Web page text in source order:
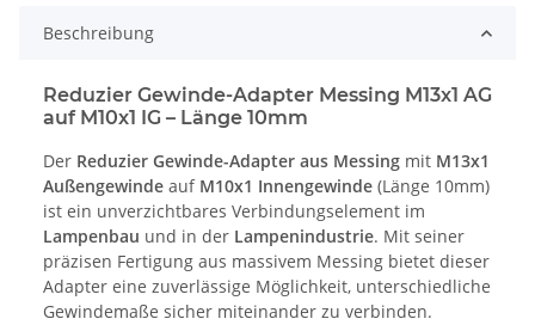
Beschreibung
Reduzier Gewinde-Adapter Messing M13x1 AG
auf M10x1 IG – Länge 10mm
Der Reduzier Gewinde-Adapter aus Messing mit M13x1
Außengewinde auf M10x1 Innengewinde (Länge 10mm)
ist ein unverzichtbares Verbindungselement im
Lampenbau und in der Lampenindustrie. Mit seiner
präzisen Fertigung aus massivem Messing bietet dieser
Adapter eine zuverlässige Möglichkeit, unterschiedliche
Gewindemaße sicher miteinander zu verbinden.